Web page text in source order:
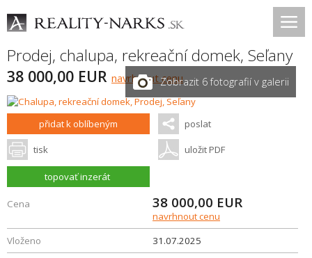
Prodej, chalupa, rekreační domek, Seľany
38 000,00 EUR navrhnout cenuZobrazit 6 fotografií v galerii
přidat k oblíbeným poslat
tisk uložit PDF
topovať inzerát
Cena 38 000,00 EUR
navrhnout cenu
Vloženo
31.07.2025